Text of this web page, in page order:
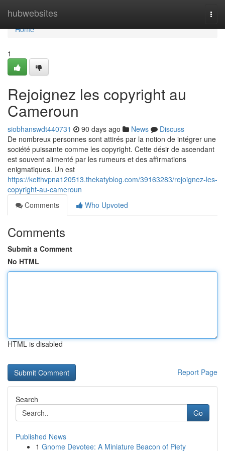
hubwebsites
Home
Home
1
Rejoignez les copyright au
Cameroun
siobhanswdt440731 90 days ago News
Discuss
De nombreux personnes sont attirés par la notion de intégrer une
société puissante comme les copyright. Cette désir de ascendant
est souvent alimenté par les rumeurs et des affirmations
enigmatiques. Un est
https://keithvpna120513.thekatyblog.com/39163283/rejoignez-les-
copyright-au-cameroun
Comments
Who Upvoted
Comments
Submit a Comment
No HTML
HTML is disabled
Report Page
Search
Go
Published News
1 Gnome Devotee: A Miniature Beacon of Piety